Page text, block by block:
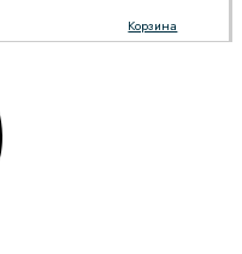
Корзина